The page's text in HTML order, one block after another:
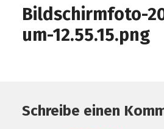
Bildschirmfoto-
um-12.55.15.png
Schreibe einen